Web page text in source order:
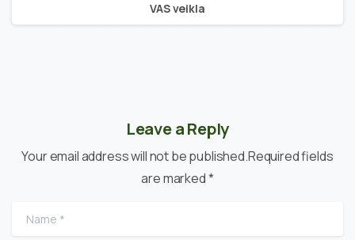
VAS veikla
Leave a Reply
Your email address will not be published.Required fields
are marked *
Name